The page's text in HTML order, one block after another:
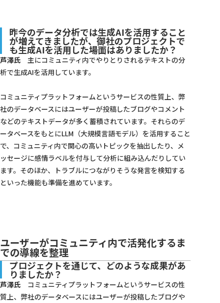
昨今のデータ分析では生成AIを活用すること
が増えてきましたが、御社のプロジェクトで
も生成AIを活用した場面はありましたか？
芦澤氏 主にコミュニティ内でやりとりされるテキストの分
析で生成AIを活用しています。
コミュニティプラットフォームというサービスの性質上、弊
社のデータベースにはユーザーが投稿したブログやコメント
などのテキストデータが多く蓄積されています。それらのデ
ータベースをもとにLLM（大規模言語モデル）を活用すること
で、コミュニティ内で関心の高いトピックを抽出したり、メ
ッセージに感情ラベルを付与して分析に組み込んだりしてい
ます。そのほか、トラブルにつながりそうな発言を検知する
といった機能も準備を進めています。
ユーザーがコミュニティ内で活発化するま
での導線を整理
プロジェクトを通じて、どのような成果があ
りましたか？
芦澤氏 コミュニティプラットフォームというサービスの性
質上、弊社のデータベースにはユーザーが投稿したブログや